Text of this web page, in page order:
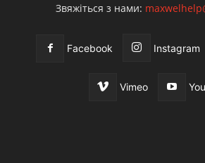
Звяжіться з нами:
Facebook Instagram
Vimeo